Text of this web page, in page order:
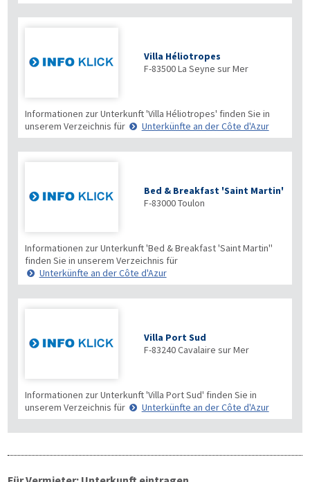
Villa Héliotropes
F-83500La Seyne sur Mer
Informationen zur Unterkunft 'Villa Héliotropes' finden Sie in
unserem Verzeichnis für
Unterkünfte an der Côte d'Azur
Bed & Breakfast 'Saint Martin'
F-83000Toulon
Informationen zur Unterkunft 'Bed & Breakfast 'Saint Martin''
finden Sie in unserem Verzeichnis für
Unterkünfte an der Côte d'Azur
Villa Port Sud
F-83240Cavalaire sur Mer
Informationen zur Unterkunft 'Villa Port Sud' finden Sie in
unserem Verzeichnis für
Unterkünfte an der Côte d'Azur